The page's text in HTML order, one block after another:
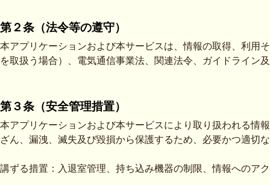
第２条（法令等の遵守）
本アプリケーションおよび本サービスは、情報の取得、利用
を取扱う場合）、電気通信事業法、関連法令、ガイドライン
第３条（安全管理措置）
本アプリケーションおよび本サービスにより取り扱われる情
ざん、漏洩、滅失及び毀損から保護するため、必要かつ適切
講ずる措置：入退室管理、持ち込み機器の制限、情報へのア